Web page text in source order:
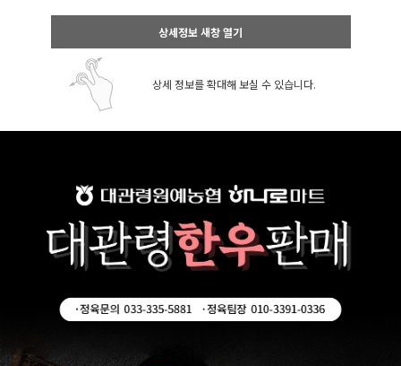
상세정보 새창 열기
상세 정보를 확대해 보실 수 있습니다.